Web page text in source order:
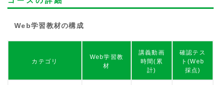
Web学習教材の構成
カテゴリ
Web学習教
材
講義動画
時間(累
計)
確認テス
ト(Web
採点)